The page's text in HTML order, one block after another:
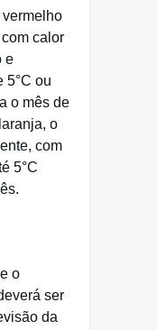
vermelho
calor
e
5°C ou
o mês de
o
com
5°C
o
ser
da